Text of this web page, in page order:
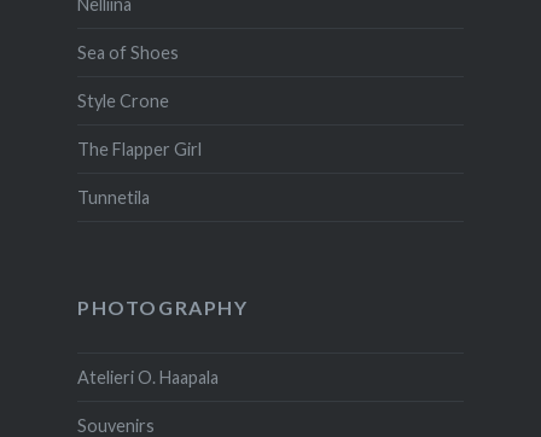
Nelliina
Sea of Shoes
Style Crone
The Flapper Girl
Tunnetila
PHOTOGRAPHY
Atelieri O. Haapala
Souvenirs